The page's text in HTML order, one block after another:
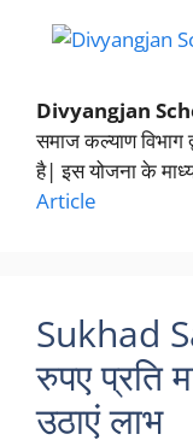
Divyangjan
समाज कल्याण विभाग
है| इस योजना के
Article
Sukhad
रुपए प्रति
उठाएं लाभ